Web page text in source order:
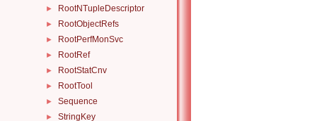
► RootNTupleDescriptor
► RootObjectRefs
► RootPerfMonSvc
► RootRef
► RootStatCnv
► RootTool
► Sequence
► StringKey